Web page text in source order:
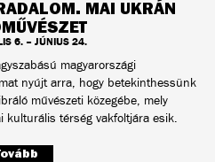
MAI UKRÁN
6. – JÚNIUS 24.
magyarországi
nyújt arra, hogy betekinthessünk
művészeti közegébe, mely
kulturális térség vakfoltjára esik.